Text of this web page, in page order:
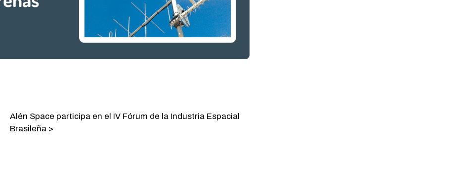
Alén Space participa en el IV Fórum de la Industria Espacial
Brasileña >